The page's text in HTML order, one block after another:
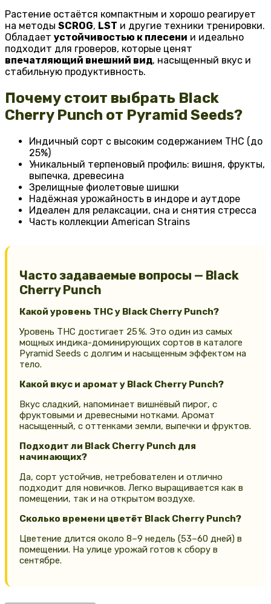
Растение остаётся компактным и хорошо реагирует
на методы SCROG, LST и другие техники тренировки.
Обладает устойчивостью к плесени и идеально
подходит для гроверов, которые ценят
впечатляющий внешний вид, насыщенный вкус и
стабильную продуктивность.
Почему стоит выбрать Black
Cherry Punch от Pyramid Seeds?
Индичный сорт с высоким содержанием THC (до
25%)
Уникальный терпеновый профиль: вишня, фрукты,
выпечка, древесина
Зрелищные фиолетовые шишки
Надёжная урожайность в индоре и аутдоре
Идеален для релаксации, сна и снятия стресса
Часть коллекции American Strains
Часто задаваемые вопросы — Black
Cherry Punch
Какой уровень THC у Black Cherry Punch?
Уровень THC достигает 25 %. Это один из самых
мощных индика-доминирующих сортов в каталоге
Pyramid Seeds с долгим и насыщенным эффектом на
тело.
Какой вкус и аромат у Black Cherry Punch?
Вкус сладкий, напоминает вишнёвый пирог, с
фруктовыми и древесными нотками. Аромат
насыщенный, с оттенками земли, выпечки и фруктов.
Подходит ли Black Cherry Punch для
начинающих?
Да, сорт устойчив, нетребователен и отлично
подходит для новичков. Легко выращивается как в
помещении, так и на открытом воздухе.
Сколько времени цветёт Black Cherry Punch?
Цветение длится около 8–9 недель (53–60 дней) в
помещении. На улице урожай готов к сбору в
сентябре.